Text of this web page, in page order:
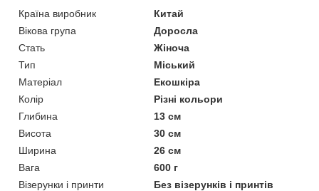
Країна виробник
Китай
Вікова група
Доросла
Стать
Жіноча
Тип
Міський
Матеріал
Екошкіра
Колір
Різні кольори
Глибина
13 см
Висота
30 см
Ширина
26 см
Вага
600 г
Візерунки і принти
Без візерунків і принтів